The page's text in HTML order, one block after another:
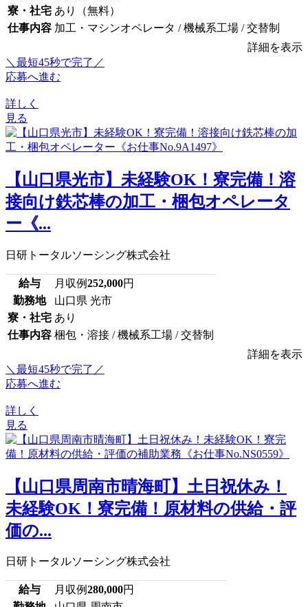
寮・社宅 あり（無料）
仕事内容 加工・マシンオペレータ / 機械系工場 / 交替制
詳細を表示
＼最短45秒で完了／
応募へ進む
詳しく
見る
【山口県光市】未経験OK！寮完備！溶
接向け鉄芯棒の加工・梱包オペレータ
ー《...
日研トータルソーシング株式会社
給与 月収例252,000円
勤務地
山口県 光市
寮・社宅 あり
仕事内容 梱包・溶接 / 機械系工場 / 交替制
詳細を表示
＼最短45秒で完了／
応募へ進む
詳しく
見る
【山口県周南市晴海町】土日祝休み！
未経験OK！寮完備！原材料の供給・評
価の...
日研トータルソーシング株式会社
給与 月収例280,000円